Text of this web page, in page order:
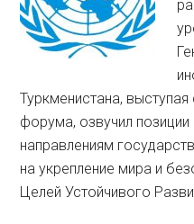
Туркменистана,
форума, озвучил
направлениям
на укрепление мира и
Целей Устойчивого